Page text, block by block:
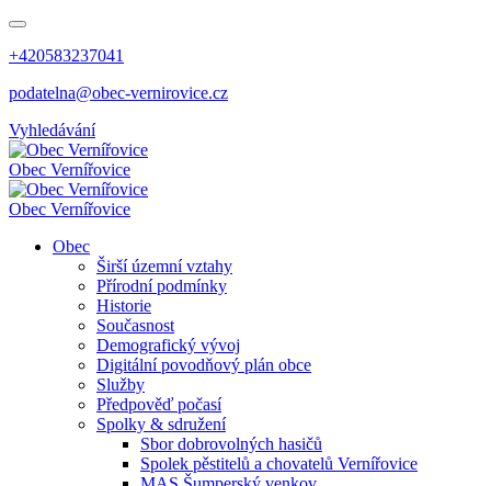
+420583237041
podatelna@obec-vernirovice.cz
Vyhledávání
Obec Vernířovice
Obec Vernířovice
Obec
Širší územní vztahy
Přírodní podmínky
Historie
Současnost
Demografický vývoj
Digitální povodňový plán obce
Služby
Předpověď počasí
Spolky & sdružení
Sbor dobrovolných hasičů
Spolek pěstitelů a chovatelů Vernířovice